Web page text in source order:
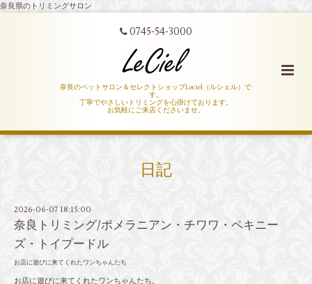
奈良県のトリミングサロン
0745-54-3000
奈良のペットサロン＆セレクトショップLeciel（ルシェル）で
す。
丁寧でやさしいトリミングを心掛けております。
お気軽にご来店くださいませ。
日記
2026-06-07 18:15:00
奈良トリミング/ポメラニアン・チワワ・ペキニー
ズ・トイプードル
お店に遊びに来てくれたワンちゃんたち
お店に遊びに来てくれたワンちゃんたち。